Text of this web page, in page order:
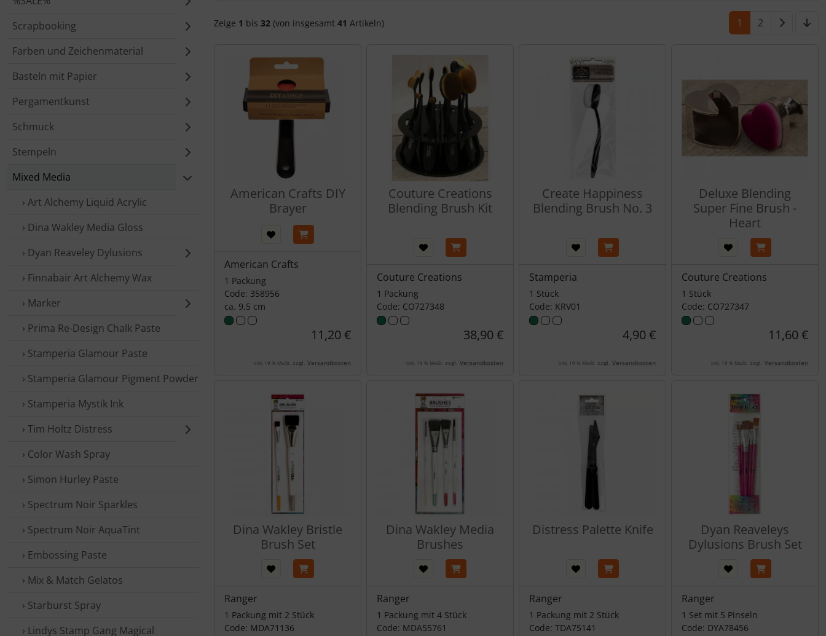
Scrapbooking
Farben und Zeichenmaterial
Basteln mit Papier
Pergamentkunst
Schmuck
Stempeln
Mixed Media
› Art Alchemy Liquid Acrylic
› Dina Wakley Media Gloss
› Dyan Reaveley Dylusions
› Finnabair Art Alchemy Wax
› Marker
› Prima Re-Design Chalk Paste
› Stamperia Glamour Paste
› Stamperia Glamour Pigment Powder
› Stamperia Mystik Ink
› Tim Holtz Distress
› Color Wash Spray
› Simon Hurley Paste
› Spectrum Noir Sparkles
› Spectrum Noir AquaTint
› Embossing Paste
› Mix & Match Gelatos
› Starburst Spray
› Lindys Stamp Gang Magical
Zeige 1 bis 32 (von insgesamt 41 Artikeln) 1 2
American Crafts DIY
Brayer
American Crafts
1 Packung
Code: 358956
ca. 9,5 cm
11,20 €
inkl. 19 % MwSt. zzgl. Versandkosten
Couture Creations
Blending Brush Kit
Couture Creations
1 Packung
Code: CO727348
38,90 €
inkl. 19 % MwSt. zzgl. Versandkosten
Create Happiness
Blending Brush No. 3
Stamperia
1 Stück
Code: KRV01
4,90 €
inkl. 19 % MwSt. zzgl. Versandkosten
Deluxe Blending
Super Fine Brush -
Heart
Couture Creations
1 Stück
Code: CO727347
11,60 €
inkl. 19 % MwSt. zzgl. Versandkosten
Dina Wakley Bristle
Brush Set
Ranger
1 Packung mit 2 Stück
Code: MDA71136
Dina Wakley Media
Brushes
Ranger
1 Packung mit 4 Stück
Code: MDA55761
Distress Palette Knife
Ranger
1 Packung mit 2 Stück
Code: TDA75141
Dyan Reaveleys
Dylusions Brush Set
Ranger
1 Set mit 5 Pinseln
Code: DYA78456